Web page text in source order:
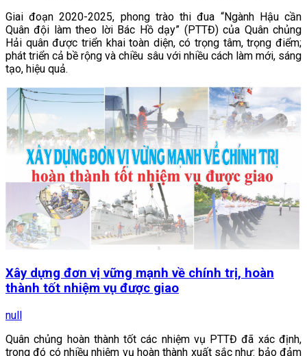
Giai đoạn 2020-2025, phong trào thi đua “Ngành Hậu cần
Quân đội làm theo lời Bác Hồ dạy” (PTTĐ) của Quân chủng
Hải quân được triển khai toàn diện, có trọng tâm, trọng điểm;
phát triển cả bề rộng và chiều sâu với nhiều cách làm mới, sáng
tạo, hiệu quả.
Xây dựng đơn vị vững mạnh về chính trị, hoàn
thành tốt nhiệm vụ được giao
null
Quân chủng hoàn thành tốt các nhiệm vụ PTTĐ đã xác định,
trong đó có nhiều nhiệm vụ hoàn thành xuất sắc như: bảo đảm